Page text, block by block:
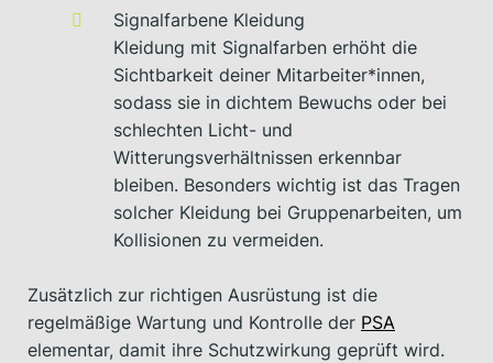
Signalfarbene Kleidung
Kleidung mit Signalfarben erhöht die
Sichtbarkeit deiner Mitarbeiter*innen,
sodass sie in dichtem Bewuchs oder bei
schlechten Licht- und
Witterungsverhältnissen erkennbar
bleiben. Besonders wichtig ist das Tragen
solcher Kleidung bei Gruppenarbeiten, um
Kollisionen zu vermeiden.
Zusätzlich zur richtigen Ausrüstung ist die
regelmäßige Wartung und Kontrolle der PSA
elementar, damit ihre Schutzwirkung geprüft wird.